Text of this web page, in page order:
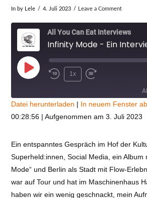
VIEW POST
In by Lele 4. Juli 2023 Leave a Comment
All You Can Eat Interviews
Infinity Mode - Ein
Play
1x
TEILEN
EMBED
Datei herunterladen | In neuem Fenster
00:28:56 |Aufgenommen am 3. Juli 2023
Ein entspanntes Gespräch im Hof der
Superheld:innen, Social Media, ein Album
Mode“ und Berlin als Stadt mit Flow-
war auf Tour und hat im Maschinenhaus
haben wir ein wenig geschnackt, mein